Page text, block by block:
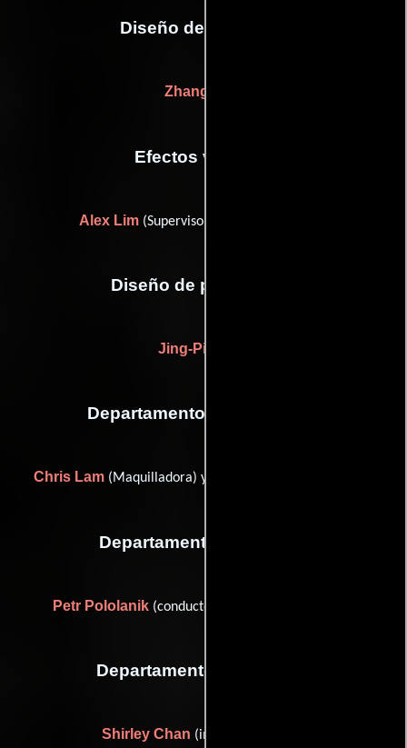
Diseño de vestuario
Zhang Ling
Efectos visuales
Alex Lim (Supervisor de efectos visuales)
Diseño de producción
Jing-Ping Liu
Departamento de maquillaje
Chris Lam (Maquilladora) y
Departamento de musica
Petr Pololanik(conductor / orchestra contractor)
Departamento de editorial
Shirley Chan (image consultant)